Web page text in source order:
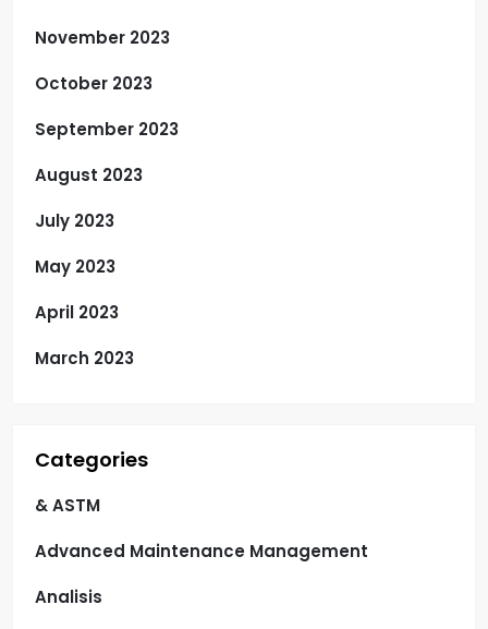
November 2023
October 2023
September 2023
August 2023
July 2023
May 2023
April 2023
March 2023
Categories
& ASTM
Advanced Maintenance Management
Analisis